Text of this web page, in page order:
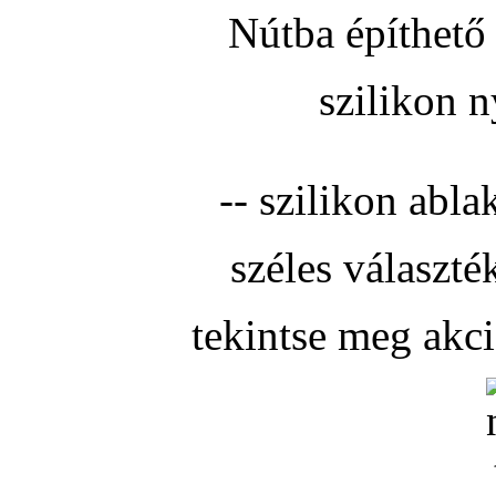
Nútba
szilikon
-- szilikon
széles
tekintse meg